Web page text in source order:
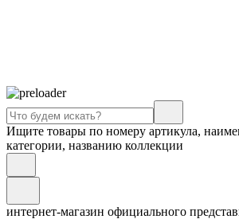
Ищите товары по номеру артикула,
категории, названию коллекции
интернет-магазин официального